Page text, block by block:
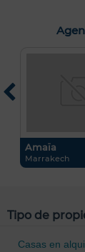
Amaïa
Marrakech
Tipo de
Casas en